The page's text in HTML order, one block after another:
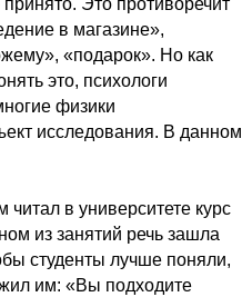
Это противоречит
в магазине»,
«подарок». Но как
это, психологи
физики
исследования. В данном
в университете курс
из занятий речь зашла
студенты лучше поняли,
им: «Вы подходите